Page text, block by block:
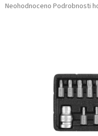
Průměrné
Neohodnoceno Podrobnosti